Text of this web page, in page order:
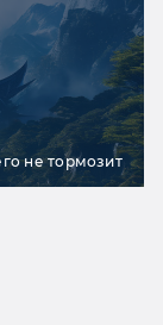
не тормозит